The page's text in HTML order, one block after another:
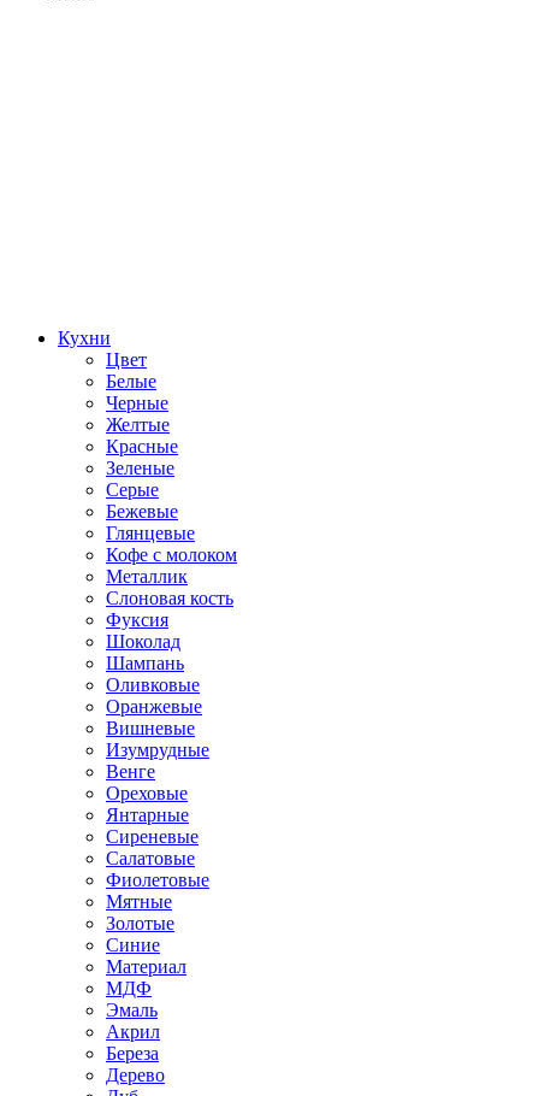
Кухни
Цвет
Белые
Черные
Желтые
Красные
Зеленые
Серые
Бежевые
Глянцевые
Кофе с молоком
Металлик
Слоновая кость
Фуксия
Шоколад
Шампань
Оливковые
Оранжевые
Вишневые
Изумрудные
Венге
Ореховые
Янтарные
Сиреневые
Салатовые
Фиолетовые
Мятные
Золотые
Синие
Материал
МДФ
Эмаль
Акрил
Береза
Дерево